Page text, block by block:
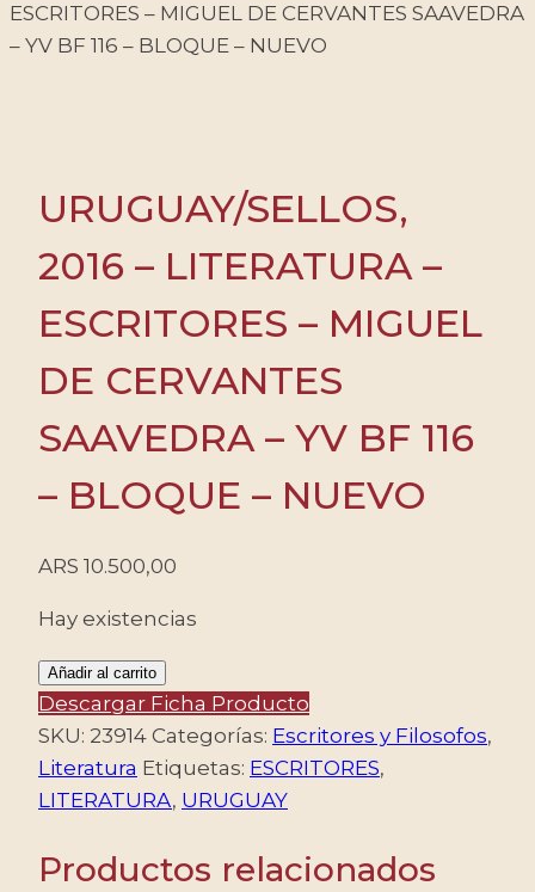
ESCRITORES – MIGUEL DE CERVANTES SAAVEDRA
– YV BF 116 – BLOQUE – NUEVO
URUGUAY/SELLOS,
2016 – LITERATURA –
ESCRITORES – MIGUEL
DE CERVANTES
SAAVEDRA – YV BF 116
– BLOQUE – NUEVO
ARS 10.500,00
Hay existencias
URUGUAY/SELLOS,
2016
-
LITERATURA
-
-
Añadir al carrito
Descargar Ficha Producto
SKU: 23914 Categorías: Escritores y Filosofos,
Literatura Etiquetas: ESCRITORES,
LITERATURA, URUGUAY
Productos relacionados